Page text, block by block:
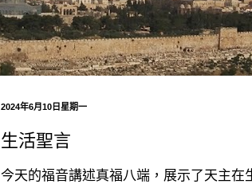
2024年6月10日星期一
生活聖言
今天的福音講述真福八端，展示了天主在